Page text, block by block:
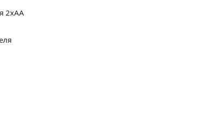
2хАА